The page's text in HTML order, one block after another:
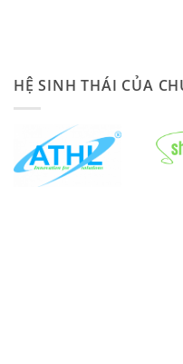
HỆ SINH THÁI CỦA